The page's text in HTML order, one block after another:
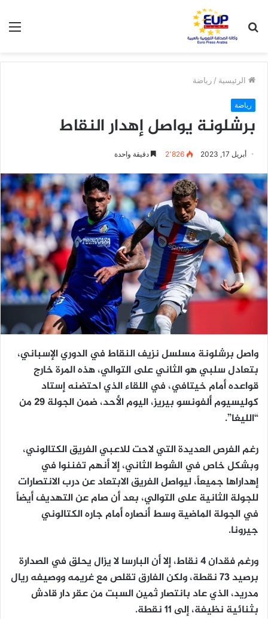
عن
الرئيسية / رياضة
رياضة
برشلونة يواصل إهدار النقاط
أبريل 17, 2023 2٬826 دقيقة واحدة
واصل برشلونة مسلسل نزيف النقاط في الدوري الإسباني،
بتعادل سلبي هو الثاني على التوالي، هذه المرة خارج
قواعده أمام خيتافي، في اللقاء الذي احتضنه إستاد
كوليسيوم ألفونسو بيريز، اليوم الأحد، ضمن الجولة 29 من
“الليغا”.
رغم الفرص العديدة التي لاحت للاعبي الفريق الكتالوني،
وبشكل خاص في الشوط الثاني، إلا أنهم تفننوا في
إهداراها جميعاً، ليواصل الفريق الابتعاد عن درب الانتصارات
للجولة الثانية على التوالي، بعد أن صام عن التهديف أيضاً
في الجولة الماضية وسط أنصاره أمام جاره الكتالوني
جيرونا.
ورغم فقدان 4 نقاط، إلا أن البارسا لا يزال يحلق في الصدارة
برصيد 73 نقطة، ولكن الفارق تقلص مع غريمه ووصيفه ريال
مدريد، الذي عاد بانتصار ثمين السبت من عقر دار قادش
بثنائية نظيفة، إلى 11 نقطة.